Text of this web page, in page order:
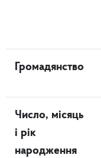
Громадянство
Число, місяць
і рік
народження